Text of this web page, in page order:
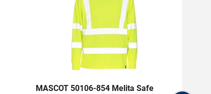
MASCOT 50106-854 Melita Safe